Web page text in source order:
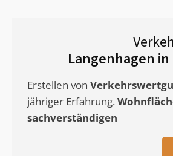
Langenhagen
Erstellen von
jähriger Erfahrung.
sachverständigen